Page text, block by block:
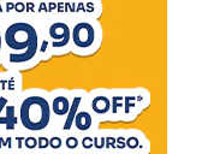
de áreas sujeitas
cheias registradas
remoções caiu de
o número
as intervenções